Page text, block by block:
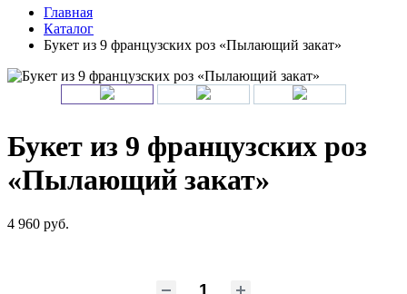
Главная
Каталог
Букет из 9 французских роз «Пылающий закат»
Букет из 9 французских роз
«Пылающий закат»
4 960 руб.